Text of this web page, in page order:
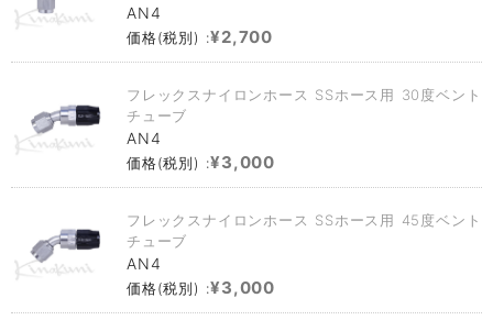
AN4
価格(税別) :¥2,700
フレックスナイロンホース SSホース用 30度ベント
チューブ
AN4
価格(税別) :¥3,000
フレックスナイロンホース SSホース用 45度ベント
チューブ
AN4
価格(税別) :¥3,000